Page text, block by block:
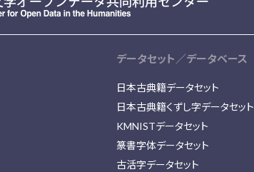
データセット／データベース
日本古典籍データセット
日本古典籍くずし字データセット
KMNISTデータセット
篆書字体データセット
古活字データセット